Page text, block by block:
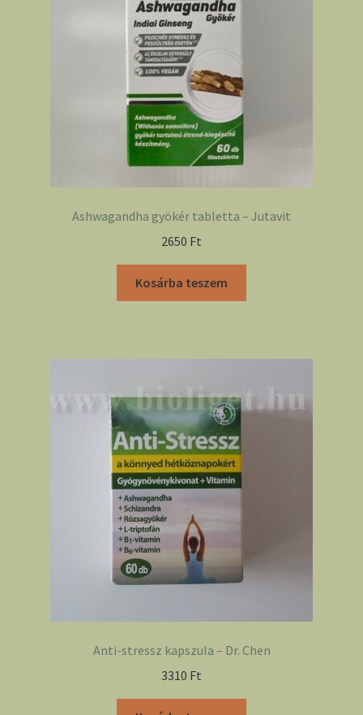
Ashwagandha gyökér tabletta – Jutavit
2650 Ft
Kosárba teszem
Anti-stressz kapszula – Dr. Chen
3310 Ft